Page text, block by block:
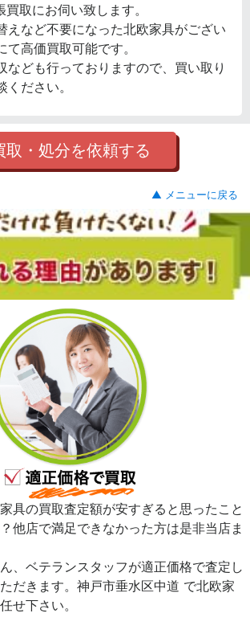
取にお伺い致します。
えなど不要になった北欧家具がござい
て高価買取可能です。
なども行っておりますので、買い取り
ださい。
取・処分を依頼する
▲ メニューに戻る
具の買取査定額が安すぎると思ったこと
他店で満足できなかった方は是非当店ま
、ベテランスタッフが適正価格で査定し
だきます。神戸市垂水区中道 で北欧家
せ下さい。